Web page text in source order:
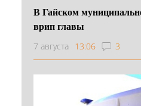
В Гайском
врип главы
7 августа 13:06 3